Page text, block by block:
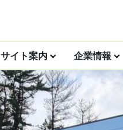
サイト案内 企業情報